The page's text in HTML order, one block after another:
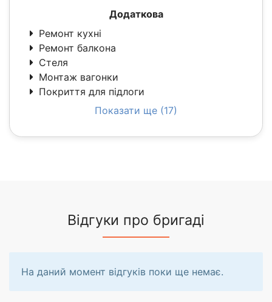
Додаткова
Ремонт кухні
Ремонт балкона
Стеля
Монтаж вагонки
Покриття для підлоги
Показати ще (17)
Відгуки про бригаді
На даний момент відгуків поки ще немає.